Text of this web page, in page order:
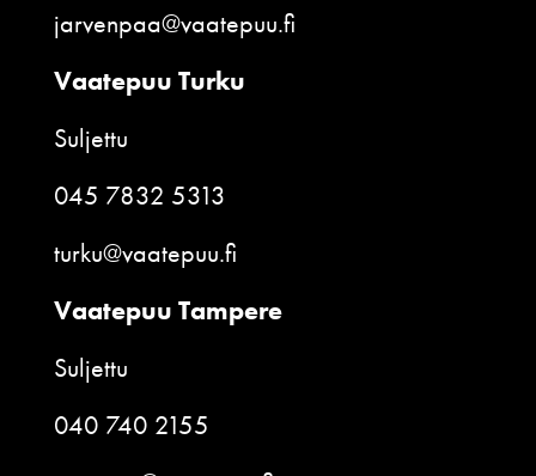
jarvenpaa@vaatepuu.fi
Vaatepuu Turku
Suljettu
045 7832 5313
turku@vaatepuu.fi
Vaatepuu Tampere
Suljettu
040 740 2155